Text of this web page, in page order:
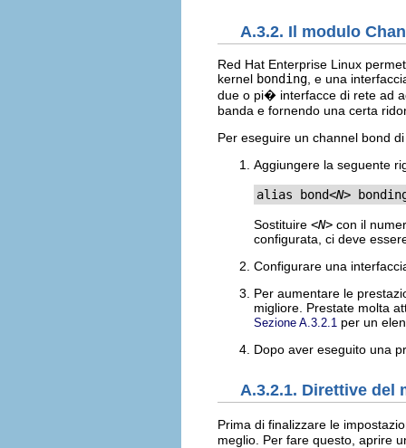
A.3.2. Il modulo
Red Hat Enterprise Linux
kernel bonding , e una
due o pi� interfacce di rete ad
banda e fornendo una certa
Per eseguire un channel bond
Aggiungere la seguente
alias bond<N>
Sostituire <N> con il
configurata, ci deve
Configurare una
Per aumentare le
migliore. Prestate molta
Sezione A.3.2.1 per un
Dopo aver eseguito una
A.3.2.1. Direttive del
Prima di finalizzare le
meglio. Per fare questo, aprire